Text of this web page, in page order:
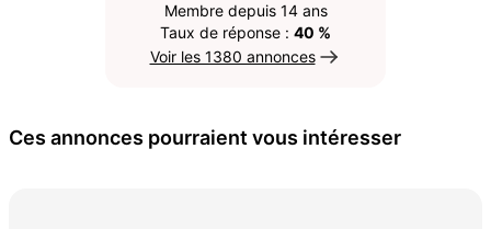
Membre depuis 14 ans
Taux de réponse : 40 %
Voir les 1380 annonces
Ces annonces pourraient vous intéresser